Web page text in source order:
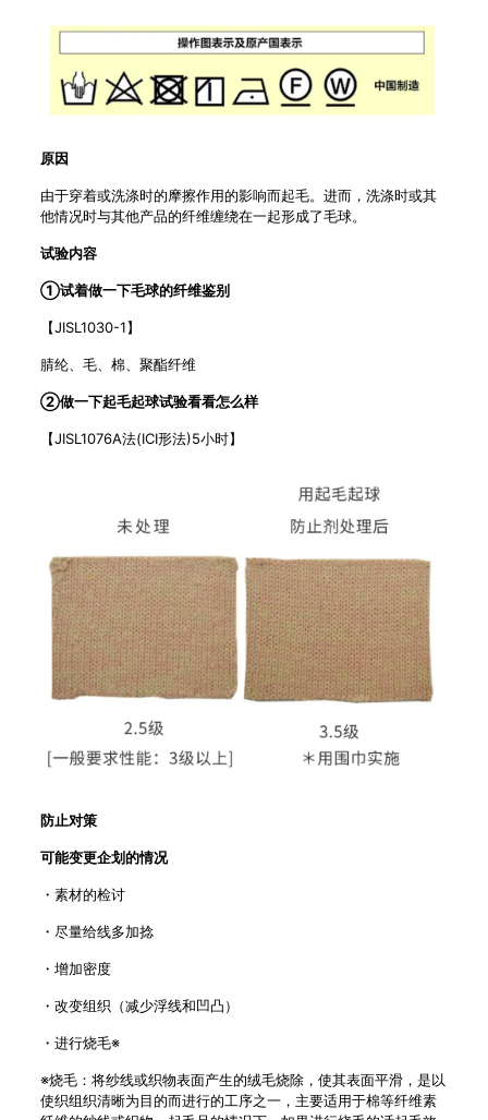
原因
由于穿着或洗涤时的摩擦作用的影响而起毛。进而，洗涤时或其
他情况时与其他产品的纤维缠绕在一起形成了毛球。
试验内容
①试着做一下毛球的纤维鉴别
【JISL1030-1】
腈纶、毛、棉、聚酯纤维
②做一下起毛起球试验看看怎么样
【JISL1076A法(ICI形法)5小时】
防止对策
可能变更企划的情况
・素材的检讨
・尽量给线多加捻
・增加密度
・改变组织（减少浮线和凹凸）
・进行烧毛※
※烧毛：将纱线或织物表面产生的绒毛烧除，使其表面平滑，是以
使织组织清晰为目的而进行的工序之一，主要适用于棉等纤维素